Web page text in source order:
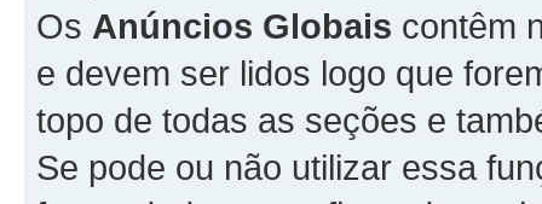
Os Anúncios Globais contêm
e devem ser lidos logo que
topo de todas as seções e
Se pode ou não utilizar essa